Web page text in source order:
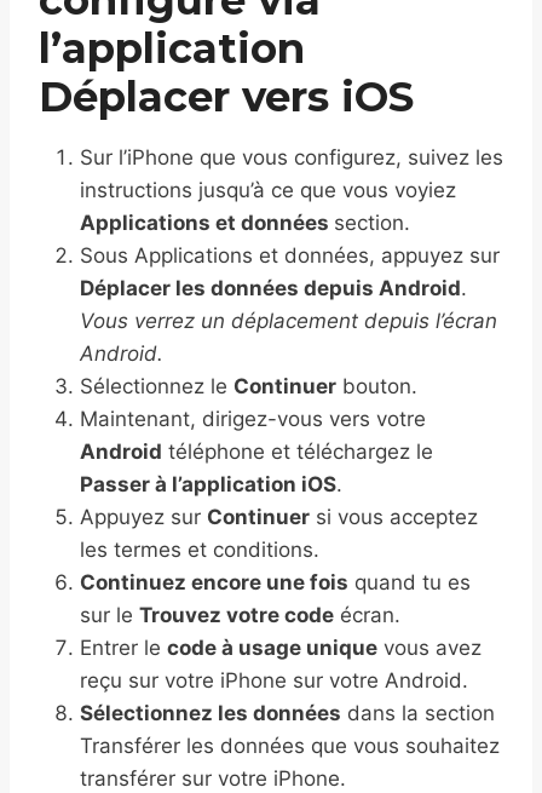
l’application
Déplacer vers iOS
Sur l’iPhone que vous configurez, suivez les
instructions jusqu’à ce que vous voyiez
Applications et données section.
Sous Applications et données, appuyez sur
Déplacer les données depuis Android.
Vous verrez un déplacement depuis l’écran
Android.
Sélectionnez le Continuer bouton.
Maintenant, dirigez-vous vers votre
Android téléphone et téléchargez le
Passer à l’application iOS.
Appuyez sur Continuer si vous acceptez
les termes et conditions.
Continuez encore une fois quand tu es
sur le Trouvez votre code écran.
Entrer le code à usage unique vous avez
reçu sur votre iPhone sur votre Android.
Sélectionnez les données dans la section
Transférer les données que vous souhaitez
transférer sur votre iPhone.